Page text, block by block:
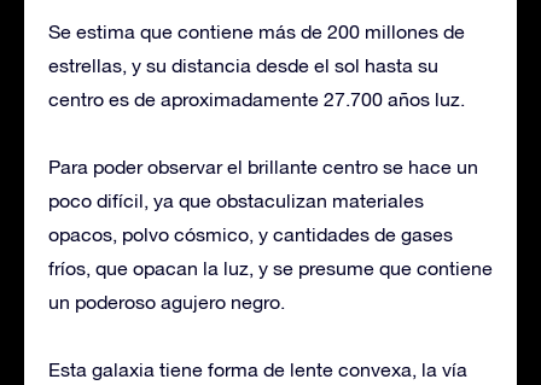
Se estima que contiene más de 200 millones de
estrellas, y su distancia desde el sol hasta su
centro es de aproximadamente 27.700 años luz.
Para poder observar el brillante centro se hace un
poco difícil, ya que obstaculizan materiales
opacos, polvo cósmico, y cantidades de gases
fríos, que opacan la luz, y se presume que contiene
un poderoso agujero negro.
Esta galaxia tiene forma de lente convexa, la vía